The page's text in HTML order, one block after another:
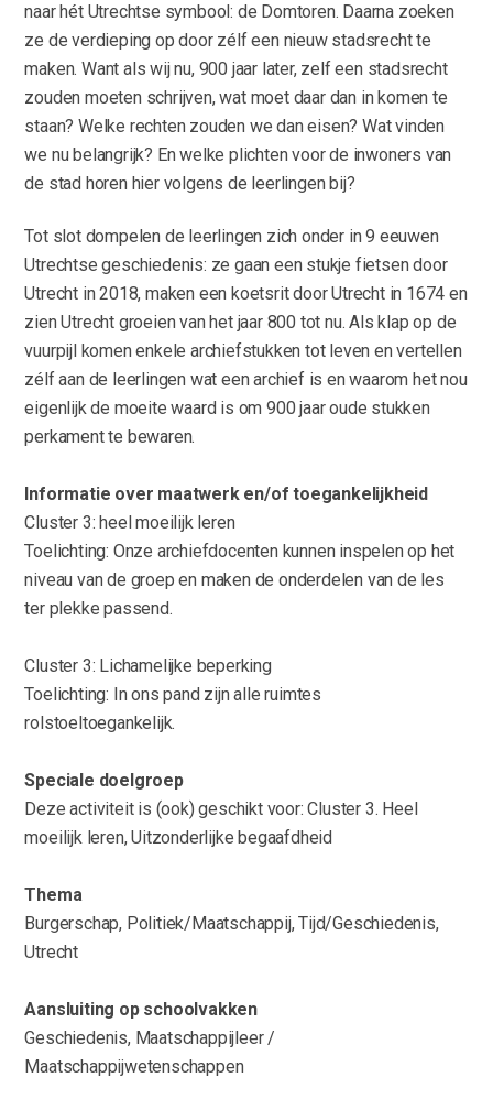
naar hét Utrechtse symbool: de Domtoren. Daarna zoeken
ze de verdieping op door zélf een nieuw stadsrecht te
maken. Want als wij nu, 900 jaar later, zelf een stadsrecht
zouden moeten schrijven, wat moet daar dan in komen te
staan? Welke rechten zouden we dan eisen? Wat vinden
we nu belangrijk? En welke plichten voor de inwoners van
de stad horen hier volgens de leerlingen bij?
Tot slot dompelen de leerlingen zich onder in 9 eeuwen
Utrechtse geschiedenis: ze gaan een stukje fietsen door
Utrecht in 2018, maken een koetsrit door Utrecht in 1674 en
zien Utrecht groeien van het jaar 800 tot nu. Als klap op de
vuurpijl komen enkele archiefstukken tot leven en vertellen
zélf aan de leerlingen wat een archief is en waarom het nou
eigenlijk de moeite waard is om 900 jaar oude stukken
perkament te bewaren.
Informatie over maatwerk en/of toegankelijkheid
Cluster 3: heel moeilijk leren
Toelichting: Onze archiefdocenten kunnen inspelen op het
niveau van de groep en maken de onderdelen van de les
ter plekke passend.
Cluster 3: Lichamelijke beperking
Toelichting: In ons pand zijn alle ruimtes
rolstoeltoegankelijk.
Speciale doelgroep
Deze activiteit is (ook) geschikt voor: Cluster 3. Heel
moeilijk leren, Uitzonderlijke begaafdheid
Thema
Burgerschap, Politiek/Maatschappij, Tijd/Geschiedenis,
Utrecht
Aansluiting op schoolvakken
Geschiedenis, Maatschappijleer /
Maatschappijwetenschappen